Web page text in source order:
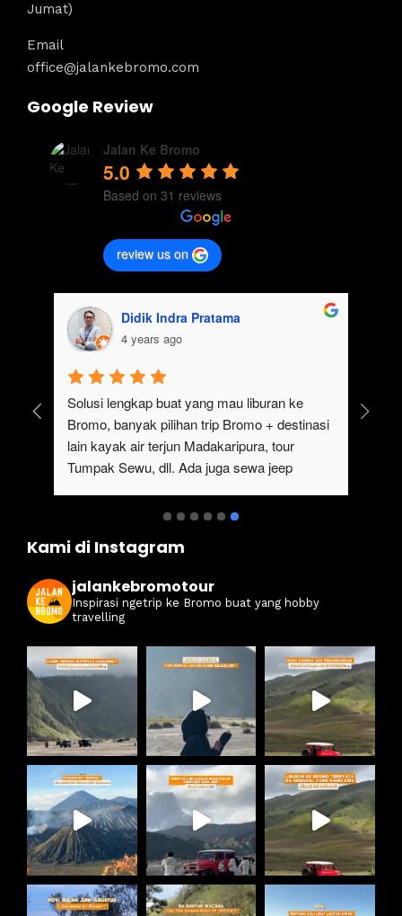
Jumat)
Email
office@jalankebromo.com
Google Review
Jalan Ke Bromo
5.0
Based on 31 reviews
review us on
Didik Indra Pratama
4 years ago
Solusi lengkap buat yang mau liburan ke
Bromo, banyak pilihan trip Bromo + destinasi
lain kayak air terjun Madakaripura, tour
Tumpak Sewu, dll. Ada juga sewa jeep
Kami di Instagram
jalankebromotour
Inspirasi ngetrip ke Bromo buat yang hobby
travelling